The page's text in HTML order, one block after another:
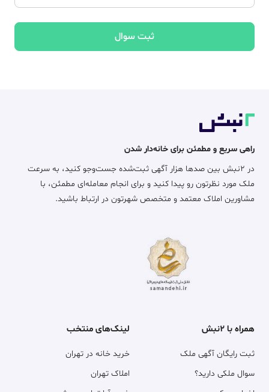
ثبت سوال
راهی سریع و مطمئن برای خانه‌دار شدن
در ۲نبش بین صدها هزار آگهی ثبت‌شده جست‌وجو کنید، به سرعت
ملک مورد نظرتون رو پیدا کنید و برای انجام معامله‌ای مطمئن، با
مشاورین املاک معتمد و متخصص شهرتون در ارتباط باشید.
همراه با ۲نبش
ثبت رایگان آگهی ملک
سوال ملکی دارید؟
لینک‌های منتخب
خرید خانه در تهران
املاک تهران